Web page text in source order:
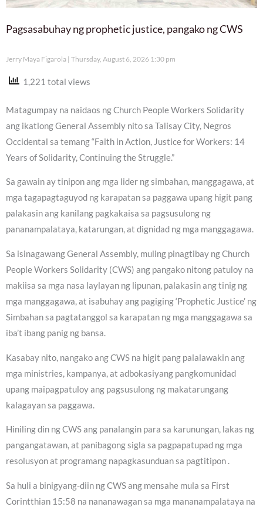
Pagsasabuhay ng prophetic justice, pangako ng CWS
Jerry Maya Figarola Thursday, August 6, 2026 1:30 pm
1,221 total views
Matagumpay na naidaos ng Church People Workers Solidarity
ang ikatlong General Assembly nito sa Talisay City, Negros
Occidental sa temang “Faith in Action, Justice for Workers: 14
Years of Solidarity, Continuing the Struggle.”
Sa gawain ay tinipon ang mga lider ng simbahan, manggagawa, at
mga tagapagtaguyod ng karapatan sa paggawa upang higit pang
palakasin ang kanilang pagkakaisa sa pagsusulong ng
pananampalataya, katarungan, at dignidad ng mga manggagawa.
Sa isinagawang General Assembly, muling pinagtibay ng Church
People Workers Solidarity (CWS) ang pangako nitong patuloy na
makiisa sa mga nasa laylayan ng lipunan, palakasin ang tinig ng
mga manggagawa, at isabuhay ang pagiging ‘Prophetic Justice’ ng
Simbahan sa pagtatanggol sa karapatan ng mga manggagawa sa
iba’t ibang panig ng bansa.
Kasabay nito, nangako ang CWS na higit pang palalawakin ang
mga ministries, kampanya, at adbokasiyang pangkomunidad
upang maipagpatuloy ang pagsusulong ng makatarungang
kalagayan sa paggawa.
Hiniling din ng CWS ang panalangin para sa karunungan, lakas ng
pangangatawan, at panibagong sigla sa pagpapatupad ng mga
resolusyon at programang napagkasunduan sa pagtitipon .
Sa huli a binigyang-diin ng CWS ang mensahe mula sa First
Corintthian 15:58 na nananawagan sa mga mananampalataya na